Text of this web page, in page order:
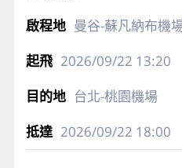
曼谷-蘇凡納布機
2026/09/22 13:20
台北-桃園機場
2026/09/22 18:00